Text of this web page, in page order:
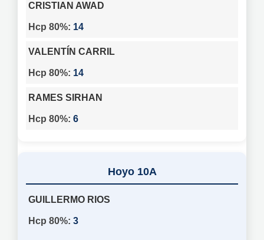
CRISTIAN AWAD
14
VALENTÍN CARRIL
14
RAMES SIRHAN
6
10A
GUILLERMO RIOS
3